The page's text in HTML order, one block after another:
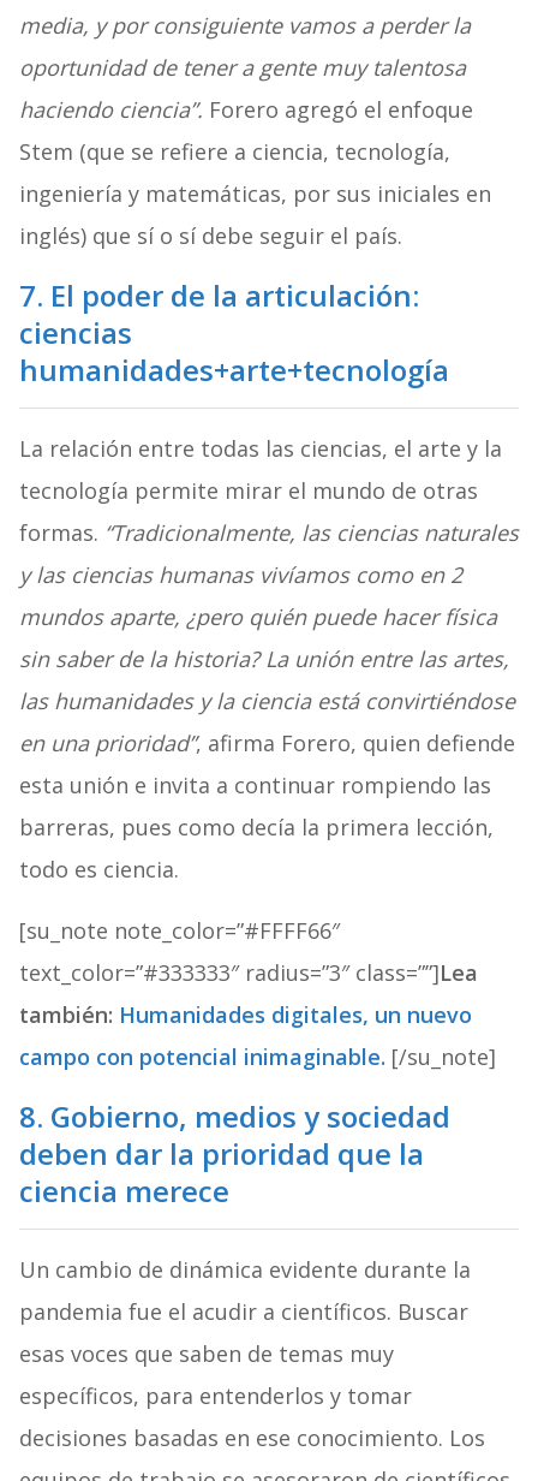
media, y por consiguiente vamos a perder la
oportunidad de tener a gente muy talentosa
haciendo ciencia”. Forero agregó el enfoque
Stem (que se refiere a ciencia, tecnología,
ingeniería y matemáticas, por sus iniciales en
inglés) que sí o sí debe seguir el país.
7. El poder de la articulación:
ciencias
humanidades+arte+tecnología
La relación entre todas las ciencias, el arte y la
tecnología permite mirar el mundo de otras
formas. “Tradicionalmente, las ciencias naturales
y las ciencias humanas vivíamos como en 2
mundos aparte, ¿pero quién puede hacer física
sin saber de la historia? La unión entre las artes,
las humanidades y la ciencia está convirtiéndose
en una prioridad”, afirma Forero, quien defiende
esta unión e invita a continuar rompiendo las
barreras, pues como decía la primera lección,
todo es ciencia.
[su_note note_color=”#FFFF66″
text_color=”#333333″ radius=”3″ class=””]Lea
también: Humanidades digitales, un nuevo
campo con potencial inimaginable. [/su_note]
8. Gobierno, medios y sociedad
deben dar la prioridad que la
ciencia merece
Un cambio de dinámica evidente durante la
pandemia fue el acudir a científicos. Buscar
esas voces que saben de temas muy
específicos, para entenderlos y tomar
decisiones basadas en ese conocimiento. Los